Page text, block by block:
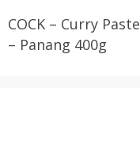
COCK – Curry Paste
– Panang 400g